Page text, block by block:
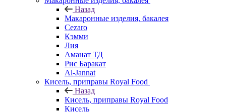
Назад
Макаронные изделия, бакалея
Cezaro
Кэмми
Лия
Аманат ТД
Рис Баракат
Al-Jannat
Кисель, приправы Royal Food
Назад
Кисель, приправы Royal Food
Кисель